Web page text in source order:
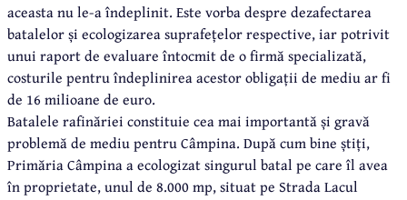
aceasta nu le-a îndeplinit. Este vorba despre dezafectarea
batalelor și ecologizarea suprafețelor respective, iar potrivit
unui raport de evaluare întocmit de o firmă specializată,
costurile pentru îndeplinirea acestor obligații de mediu ar fi
de 16 milioane de euro.
Batalele rafinăriei constituie cea mai importantă și gravă
problemă de mediu pentru Câmpina. După cum bine știți,
Primăria Câmpina a ecologizat singurul batal pe care îl avea
în proprietate, unul de 8.000 mp, situat pe Strada Lacul